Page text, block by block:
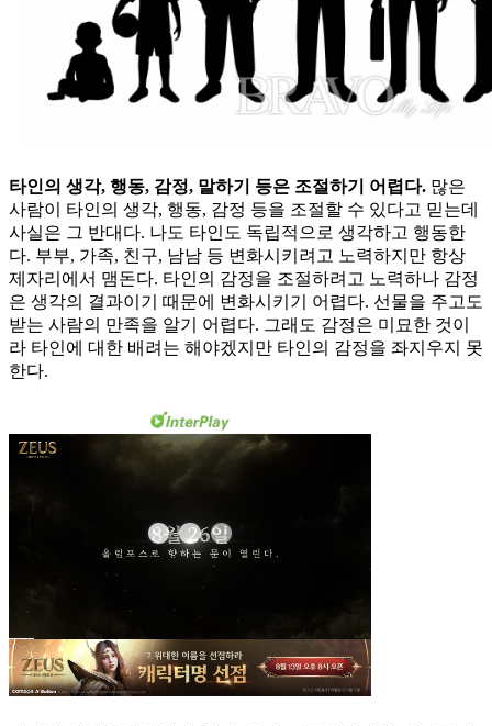
타인의 생각, 행동, 감정, 말하기 등은 조절하기 어렵다. 많은
사람이 타인의 생각, 행동, 감정 등을 조절할 수 있다고 믿는데
사실은 그 반대다. 나도 타인도 독립적으로 생각하고 행동한
다. 부부, 가족, 친구, 남남 등 변화시키려고 노력하지만 항상
제자리에서 맴돈다. 타인의 감정을 조절하려고 노력하나 감정
은 생각의 결과이기 때문에 변화시키기 어렵다. 선물을 주고도
받는 사람의 만족을 알기 어렵다. 그래도 감정은 미묘한 것이
라 타인에 대한 배려는 해야겠지만 타인의 감정을 좌지우지 못
한다.